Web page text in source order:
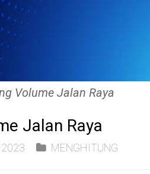
Volume Jalan Raya
Jalan Raya
2023
MENGHITUNG